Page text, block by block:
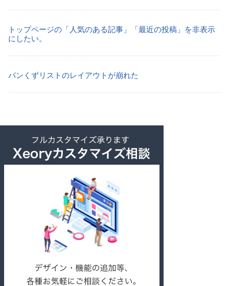
トップページの「人気のある記事」「最近の投稿」を非表示
にしたい。
パンくずリストのレイアウトが崩れた